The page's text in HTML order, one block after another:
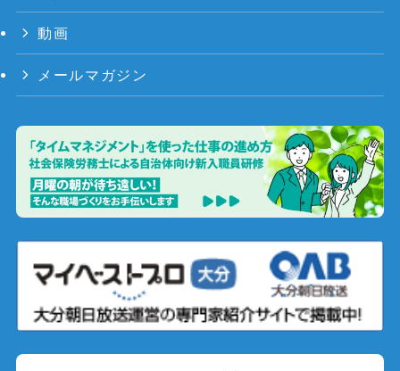
動画
メールマガジン